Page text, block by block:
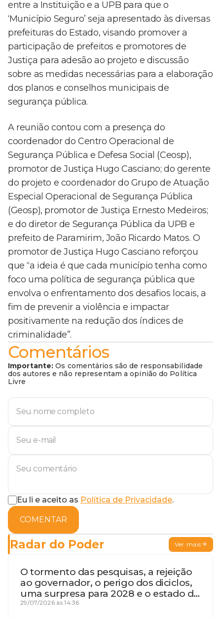
entre a Instituição e a UPB para que o
‘Município Seguro’ seja apresentado às diversas
prefeituras do Estado, visando promover a
participação de prefeitos e promotores de
Justiça para adesão ao projeto e discussão
sobre as medidas necessárias para a elaboração
dos planos e conselhos municipais de
segurança pública.
A reunião contou com a presença do
coordenador do Centro Operacional de
Segurança Pública e Defesa Social (Ceosp),
promotor de Justiça Hugo Casciano; do gerente
do projeto e coordenador do Grupo de Atuação
Especial Operacional de Segurança Pública
(Geosp), promotor de Justiça Ernesto Medeiros;
e do diretor de Segurança Pública da UPB e
prefeito de Paramirim, João Ricardo Matos. O
promotor de Justiça Hugo Casciano reforçou
que “a ideia é que cada município tenha como
foco uma política de segurança pública que
envolva o enfrentamento dos desafios locais, a
fim de prevenir a violência e impactar
positivamente na redução dos índices de
criminalidade”.
Comentários
Importante: Os comentários são de responsabilidade
dos autores e não representam a opinião do Política
Livre
Eu li e aceito as Política de Privacidade.
COMENTAR
Radar do Poder Ver mais
O tormento das pesquisas, a rejeição
ao governador, o perigo dos diciclos,
uma surpresa para 2028 e o estado de
terceira guerra mundial
29/07/2026 às 14:36